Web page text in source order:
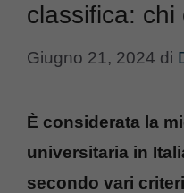
classifica: chi
Giugno 21, 2024 di
È considerata la
universitaria in
secondo vari